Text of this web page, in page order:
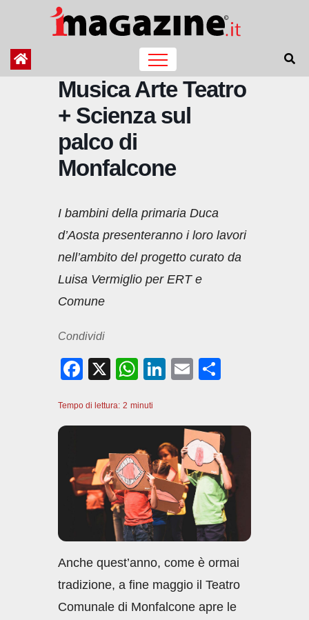
contenuto
Musica Arte Teatro
+ Scienza sul
palco di
Monfalcone
I bambini della primaria Duca
d’Aosta presenteranno i loro lavori
nell’ambito del progetto curato da
Luisa Vermiglio per ERT e
Comune
Condividi
F
c
o
o
X
W
at
A
p
p
Li
dI
n
E
di
vi
di
Tempo di lettura: 2 minuti
Anche quest’anno, come è ormai
tradizione, a fine maggio il Teatro
Comunale di Monfalcone apre le